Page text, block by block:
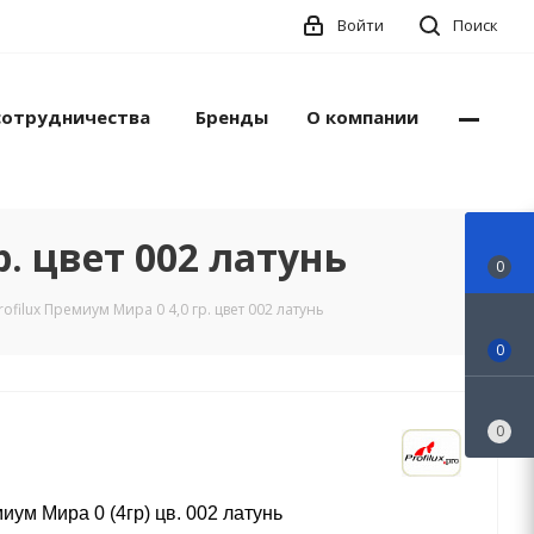
Поиск
Войти
Бренды О компании
002 латунь
Премиум Мира 0 4,0 гр. цвет 002 латунь
Мира 0 (4гр) цв. 002 латунь
0
0
0